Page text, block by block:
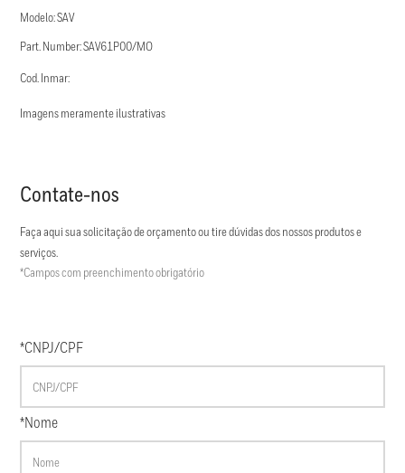
Modelo: SAV
Part. Number: SAV61P00/MO
Cod. Inmar:
Imagens meramente ilustrativas
Contate-nos
Faça aqui sua solicitação de orçamento ou tire dúvidas dos nossos produtos e
serviços.
*Campos com preenchimento obrigatório
*CNPJ/CPF
*Nome